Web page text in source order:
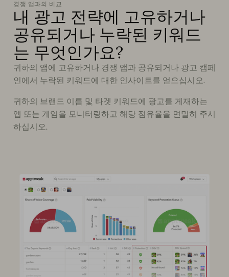
경쟁 앱과의 비교
내 광고 전략에 고유하거나
공유되거나 누락된 키워드
는 무엇인가요?
귀하의 앱에 고유하거나 경쟁 앱과 공유되거나 광고 캠페
인에서 누락된 키워드에 대한 인사이트를 얻으십시오.
귀하의 브랜드 이름 및 타겟 키워드에 광고를 게재하는
앱 또는 게임을 모니터링하고 해당 점유율을 면밀히 주시
하십시오.